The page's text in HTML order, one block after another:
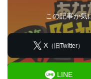
この記事が気
X （旧Twitter）
LINE